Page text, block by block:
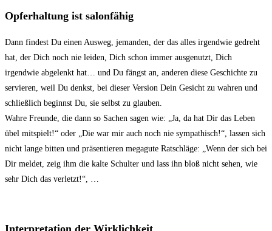
Opferhaltung ist salonfähig
Dann findest Du einen Ausweg, jemanden, der das alles irgendwie gedreht
hat, der Dich noch nie leiden, Dich schon immer ausgenutzt, Dich
irgendwie abgelenkt hat… und Du fängst an, anderen diese Geschichte zu
servieren, weil Du denkst, bei dieser Version Dein Gesicht zu wahren und
schließlich beginnst Du, sie selbst zu glauben.
Wahre Freunde, die dann so Sachen sagen wie: „Ja, da hat Dir das Leben
übel mitspielt!“ oder „Die war mir auch noch nie sympathisch!“, lassen sich
nicht lange bitten und präsentieren megagute Ratschläge: „Wenn der sich bei
Dir meldet, zeig ihm die kalte Schulter und lass ihn bloß nicht sehen, wie
sehr Dich das verletzt!“, …